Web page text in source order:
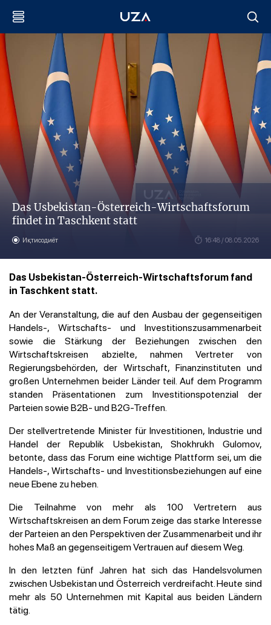
Das Usbekistan-Österreich-Wirtschaftsforum
findet in Taschkent statt
Иқтисодиёт 16:48 / 08.05.2026
Das Usbekistan-Österreich-Wirtschaftsforum fand
in Taschkent statt.
An der Veranstaltung, die auf den Ausbau der gegenseitigen
Handels-, Wirtschafts- und Investitionszusammenarbeit
sowie die Stärkung der Beziehungen zwischen den
Wirtschaftskreisen abzielte, nahmen Vertreter von
Regierungsbehörden, der Wirtschaft, Finanzinstituten und
großen Unternehmen beider Länder teil. Auf dem Programm
standen Präsentationen zum Investitionspotenzial der
Parteien sowie B2B- und B2G-Treffen.
Der stellvertretende Minister für Investitionen, Industrie und
Handel der Republik Usbekistan, Shokhrukh Gulomov,
betonte, dass das Forum eine wichtige Plattform sei, um die
Handels-, Wirtschafts- und Investitionsbeziehungen auf eine
neue Ebene zu heben.
Die Teilnahme von mehr als 100 Vertretern aus
Wirtschaftskreisen an dem Forum zeige das starke Interesse
der Parteien an den Perspektiven der Zusammenarbeit und ihr
hohes Maß an gegenseitigem Vertrauen auf diesem Weg.
In den letzten fünf Jahren hat sich das Handelsvolumen
zwischen Usbekistan und Österreich verdreifacht. Heute sind
mehr als 50 Unternehmen mit Kapital aus beiden Ländern
tätig.